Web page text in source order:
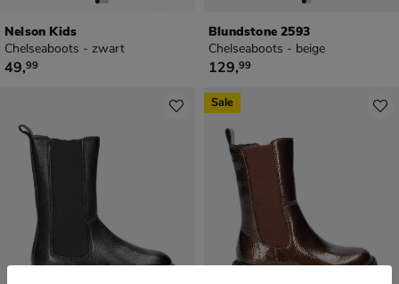
Nelson Kids
Chelseaboots - zwart
€ 49,99
49,99
Blundstone 2593
Chelseaboots - beige
€ 129,99
129,99
Sale